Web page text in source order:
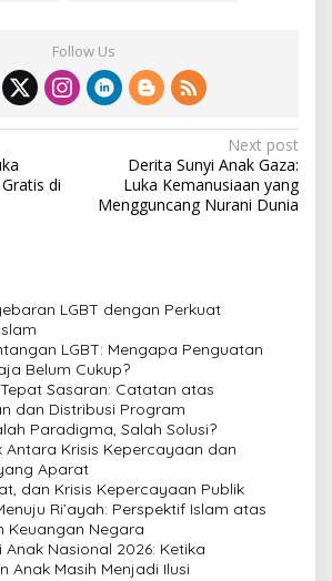
Follow Us
di
Next post
Derita Sunyi Anak Gaza:
Luka Kemanusiaan yang
Mengguncang Nurani Dunia
LGBT dengan Perkuat
LGBT: Mengapa Penguatan
Belum Cukup?
Tepat Sasaran: Catatan atas
dan Distribusi Program
Paradigma, Salah Solusi?
Krisis Kepercayaan dan
Aparat
dan Krisis Kepercayaan Publik
Ri’ayah: Perspektif Islam atas
Keuangan Negara
Anak Nasional 2026: Ketika
Anak Masih Menjadi Ilusi